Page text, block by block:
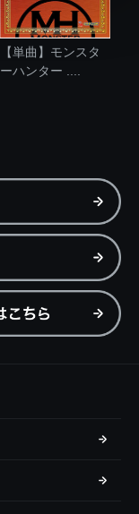
【単曲】モンスタ
ーハンター ....